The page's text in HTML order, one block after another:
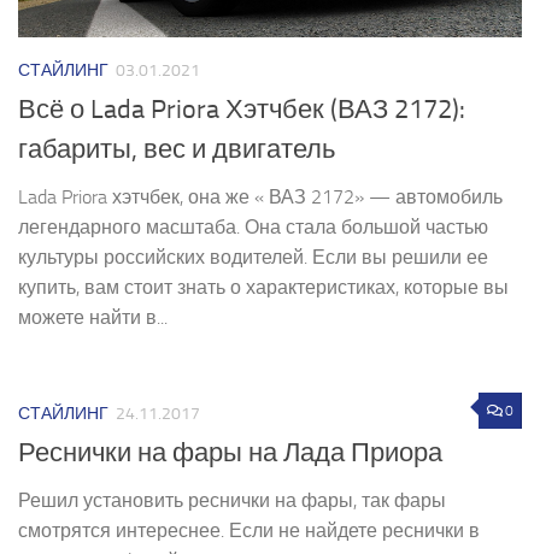
СТАЙЛИНГ 03.01.2021
Всё о Lada Priora Хэтчбек (ВАЗ 2172):
габариты, вес и двигатель
Lada Priora хэтчбек, она же « ВАЗ 2172» — автомобиль
легендарного масштаба. Она стала большой частью
культуры российских водителей. Если вы решили ее
купить, вам стоит знать о характеристиках, которые вы
можете найти в...
0
СТАЙЛИНГ 24.11.2017
Реснички на фары на Лада Приора
Решил установить реснички на фары, так фары
смотрятся интереснее. Если не найдете реснички в